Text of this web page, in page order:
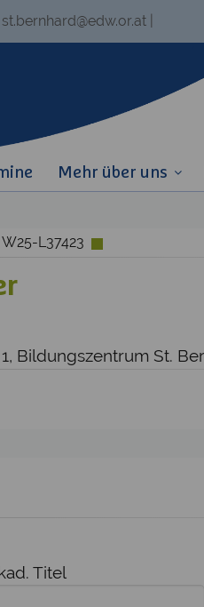
st.bernhard@edw.or.at
Mehr über uns
L37423
Bildungszentrum St.
Titel